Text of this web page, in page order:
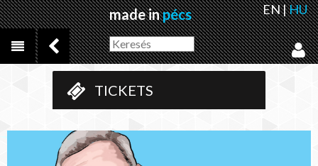
made inpécs EN|HU
TICKETS